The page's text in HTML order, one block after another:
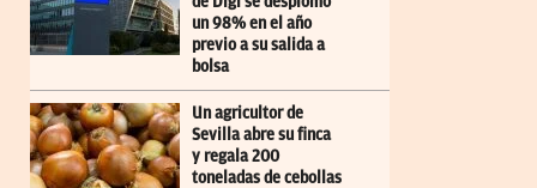
un 98% en el año
previo a su salida a
bolsa
Un agricultor de
Sevilla abre su finca
y regala 200
toneladas de cebollas